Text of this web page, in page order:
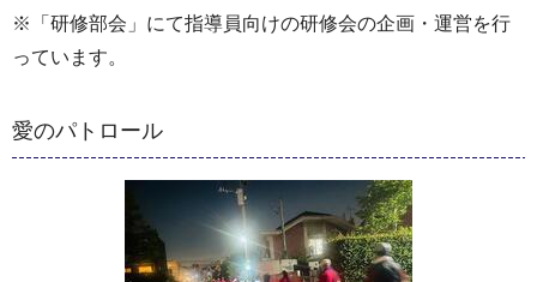
※「研修部会」にて指導員向けの研修会の企画・運営を行
っています。
愛のパトロール